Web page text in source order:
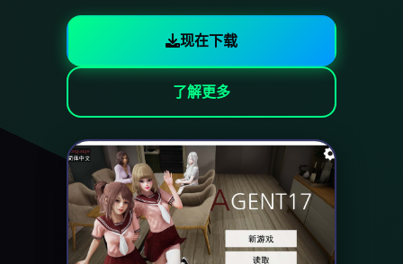
现在下载
了解更多